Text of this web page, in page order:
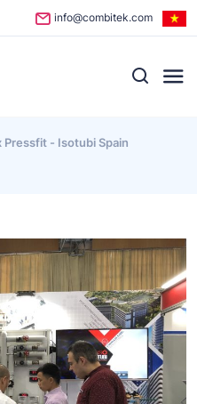
info@combitek.com
Pressfit - Isotubi Spain